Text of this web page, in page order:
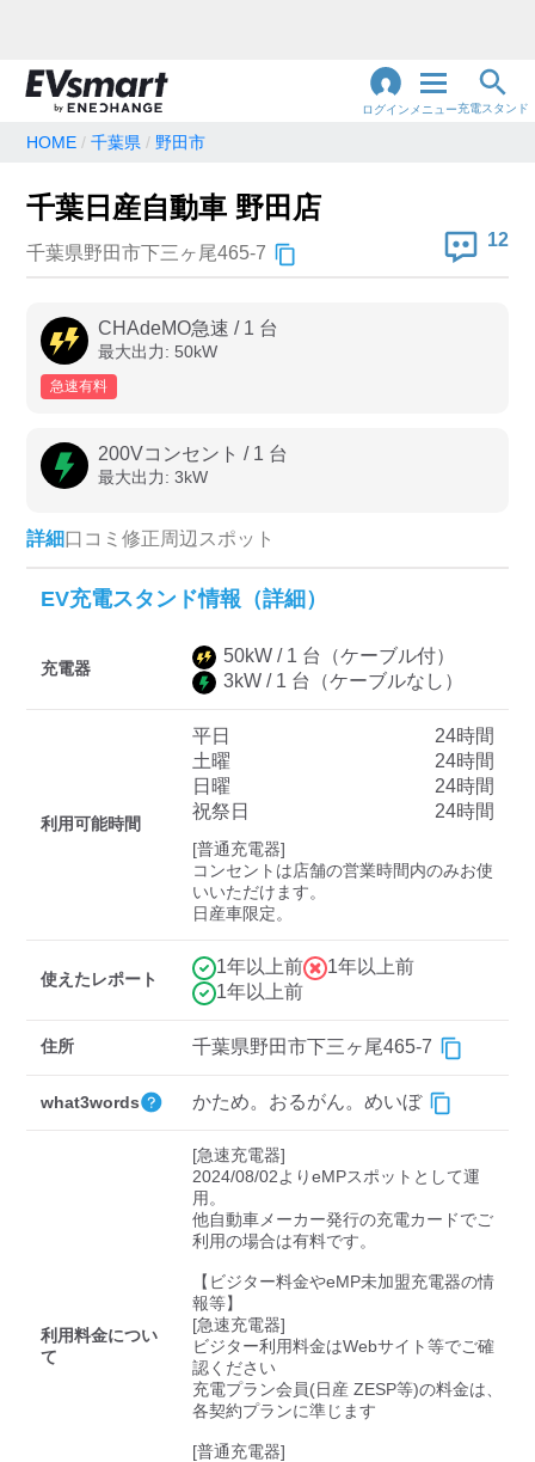
ログイン メニュー充電スタンド
地名・観光スポット・住所で検索
充電器の種類
急速充電器のみ表示
高速道路上のみ表示
認証システム
EV充電エネチェンジ
三菱ディーラーを表示
日産ディーラーを表示
すべて 中速-20kW-以上
HOME 千葉県 野田市
千葉日産自動車 野田店
千葉県野田市下三ヶ尾465-7
12
CHAdeMO急速 / 1 台
最大出力: 50kW
急速有料
200Vコンセント / 1 台
最大出力: 3kW
詳細口コミ 修正周辺スポット
EV充電スタンド情報（詳細）
充電器
50kW / 1 台
（ケーブル付）
3kW / 1 台 （ケーブルなし）
利用可能時間
平日
24時間
土曜
24時間
日曜
24時間
祝祭日
24時間
[普通充電器]
コンセントは店舗の営業時間内のみお使
いいただけます。
日産車限定。
使えたレポート
1年以上前
1年以上前
1年以上前
住所 千葉県野田市下三ヶ尾465-7
what3words かため。おるがん。めいぼ
利用料金につい
て
[急速充電器]
2024/08/02よりeMPスポットとして運
用。
他自動車メーカー発行の充電カードでご
利用の場合は有料です。
【ビジター料金やeMP未加盟充電器の情
報等】
[急速充電器]
ビジター利用料金はWebサイト等でご確
認ください
充電プラン会員(日産 ZESP等)の料金は、
各契約プランに準じます
[普通充電器]